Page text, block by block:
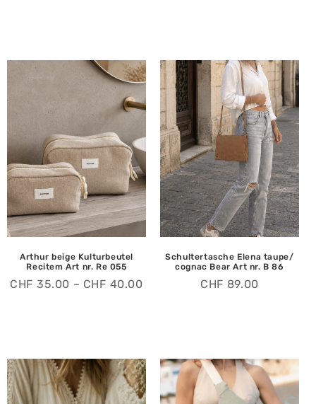
Arthur beige Kulturbeutel
Recitem Art nr. Re 055
CHF 35.00 – CHF 40.00
Schultertasche Elena taupe/
cognac Bear Art nr. B 86
CHF 89.00